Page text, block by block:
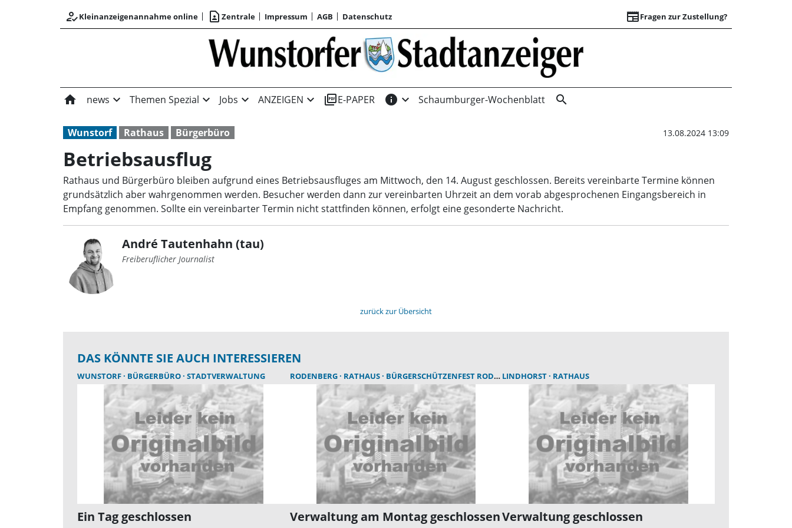
how_to_regKleinanzeigenannahme online contact_page Zentrale Impressum AGB Datenschutz newspaperFragen zur Zustellung?
Betriebsausflug |
home news expand_more Themen Spezial expand_more Jobs expand_more ANZEIGEN expand_more picture_as_pdfE-PAPER info expand_more Schaumburger-Wochenblatt search
Wunstorf Rathaus Bürgerbüro 13.08.2024 13:09
Betriebsausflug
Rathaus und Bürgerbüro bleiben aufgrund eines Betriebsausfluges am Mittwoch, den 14. August geschlossen. Bereits vereinbarte Termine können
grundsätzlich aber wahrgenommen werden. Besucher werden dann zur vereinbarten Uhrzeit an dem vorab abgesprochenen Eingangsbereich in
Empfang genommen. Sollte ein vereinbarter Termin nicht stattfinden können, erfolgt eine gesonderte Nachricht.
André Tautenhahn (tau)
Freiberuflicher Journalist
zurück zur Übersicht
DAS KÖNNTE SIE AUCH INTERESSIEREN
WUNSTORF BÜRGERBÜRO STADTVERWALTUNG
Ein Tag geschlossen
RODENBERG RATHAUS BÜRGERSCHÜTZENFEST RODENBERG
Verwaltung am Montag geschlossen
LINDHORST RATHAUS
Verwaltung geschlossen